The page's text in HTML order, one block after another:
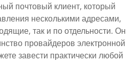
почтовый клиент, который
несколькими адресами,
так и по отдельности. Он
провайдеров электронной
завести практически любой